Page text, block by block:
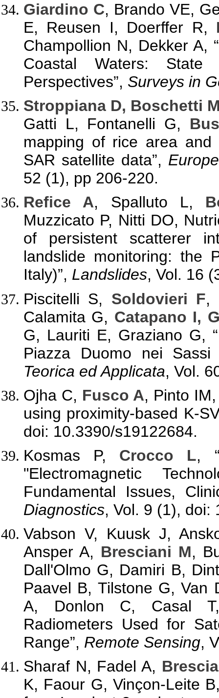
Giardino C, Brando VE,
E, Reusen I, Doerffer R,
Champollion N, Dekker A,
Coastal Waters:
Perspectives”, Surveys in
Stroppiana D, Boschetti
Gatti L, Fontanelli G,
mapping of rice area and
SAR satellite data”,
52 (1), pp 206-220.
Refice A, Spalluto L,
Muzzicato P, Nitti DO,
of persistent scatterer
landslide monitoring: the
Italy)”, Landslides, Vol. 16
Piscitelli S, Soldovieri F,
Calamita G, Catapano I,
G, Lauriti E, Graziano G,
Piazza Duomo nei
Teorica ed Applicata, Vol.
Ojha C, Fusco A, Pinto
using proximity-based K-
doi: 10.3390/s19122684.
Kosmas P, Crocco L,
"Electromagnetic
Fundamental Issues,
Diagnostics, Vol. 9 (1), doi:
Vabson V, Kuusk J,
Ansper A, Bresciani M,
Dall'Olmo G, Damiri B,
Paavel B, Tilstone G, Van
A, Donlon C, Casal T,
Radiometers Used for
Range”, Remote Sensing,
Sharaf N, Fadel A,
K, Faour G, Vinçon-Leite